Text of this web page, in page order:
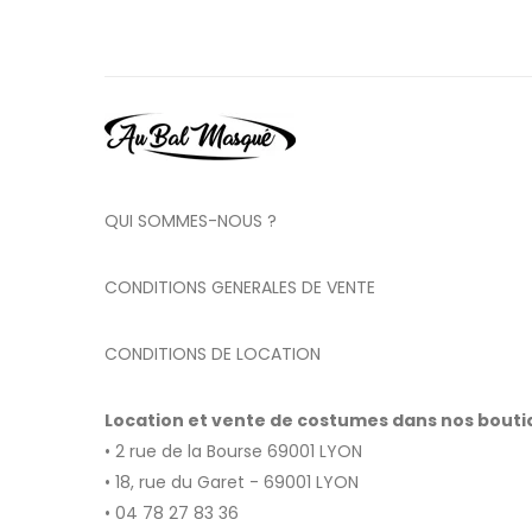
QUI SOMMES-NOUS ?
CONDITIONS GENERALES DE VENTE
CONDITIONS DE LOCATION
Location et vente de costumes dans nos
• 2 rue de la Bourse 69001 LYON
• 18, rue du Garet - 69001 LYON
• 04 78 27 83 36